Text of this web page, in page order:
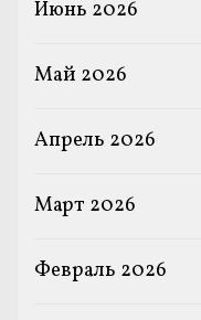
Июнь 2026
Май 2026
Апрель 2026
Март 2026
Февраль 2026